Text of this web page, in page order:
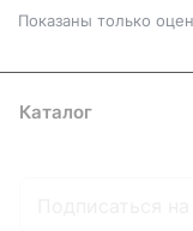
Показаны только
Каталог